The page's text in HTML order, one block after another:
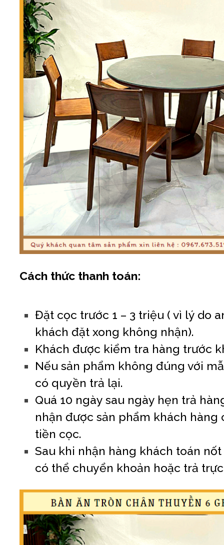
Cách thức thanh toán:
Đặt cọc trước 1 – 3 triệu ( vì lý do
khách đặt xong không nhận).
Khách được kiểm tra hàng trước
Nếu sản phẩm không đúng với
có quyền trả lại.
Quá 10 ngày sau ngày hẹn trả
nhận được sản phẩm khách hàng
tiền cọc.
Sau khi nhận hàng khách toán
có thể chuyển khoản hoặc trả